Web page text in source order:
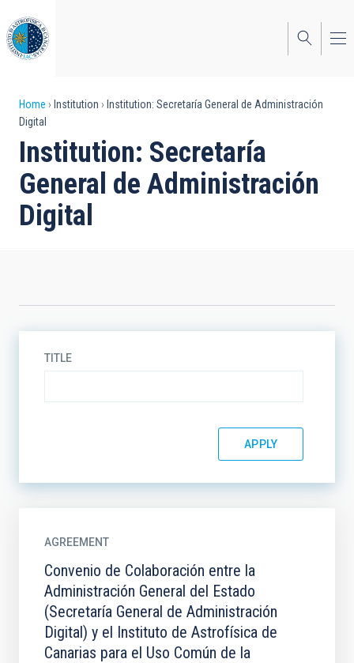
to
main
content
Breadcrumb
Home Institution
Institution: Secretaría General de Administración
Digital
Institution: Secretaría
General de Administración
Digital
TITLE
AGREEMENT
Convenio de Colaboración entre la
Administración General del Estado
(Secretaría General de Administración
Digital) y el Instituto de Astrofísica de
Canarias para el Uso Común de la